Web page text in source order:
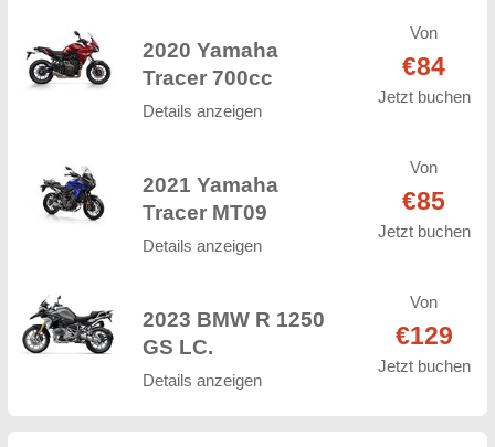
2020 Yamaha
Tracer 700cc
Details anzeigen
Von
€84
Jetzt buchen
2021 Yamaha
Tracer MT09
Details anzeigen
Von
€85
Jetzt buchen
2023 BMW R 1250
GS LC.
Details anzeigen
Von
€129
Jetzt buchen